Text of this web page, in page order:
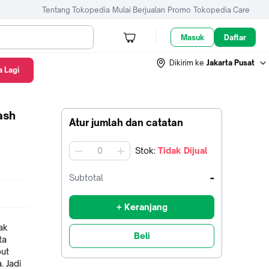
Tentang Tokopedia Mulai Berjualan Promo Tokopedia Care
Masuk Daftar
Dikirim ke Jakarta Pusat
Atur jumlah dan catatan
jumlah Stok: Tidak Dijual
Subtotal -
+ Keranjang
Beli
Jadi
Lagi